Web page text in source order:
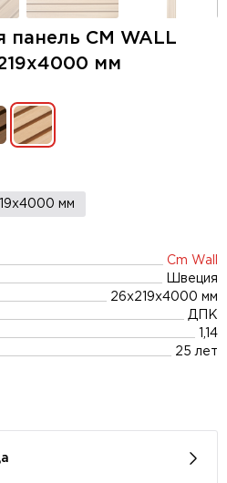
панель CM WALL
мм
мм
Cm Wall
Швеция
26x219x4000 мм
ДПК
1,14
25 лет